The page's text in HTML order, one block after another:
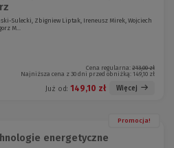
Sulecki, Zbigniew Liptak, Ireneusz Mirek, Wojciech
M...
Cena regularna: 213,00 zł
Najniższa cena z 30 dni przed obniżką: 149,10 zł
Już od: 149,10 zł Więcej
Promocja!
energetyczne